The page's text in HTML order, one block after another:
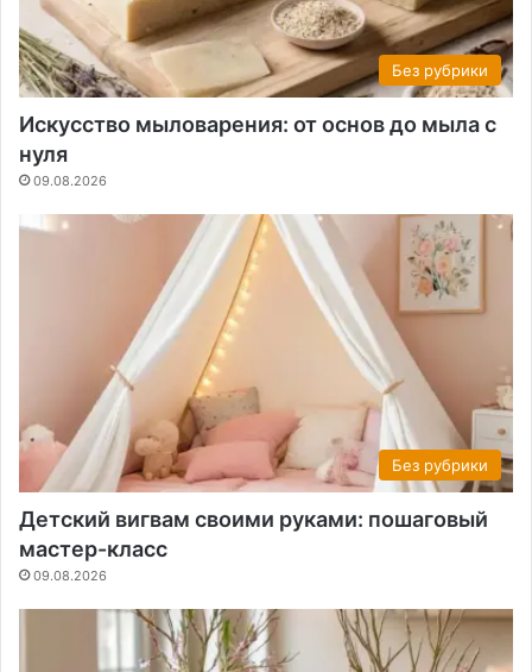
Без рубрики
Искусство мыловарения: от основ до мыла с
нуля
09.08.2026
Без рубрики
Детский вигвам своими руками: пошаговый
мастер-класс
09.08.2026